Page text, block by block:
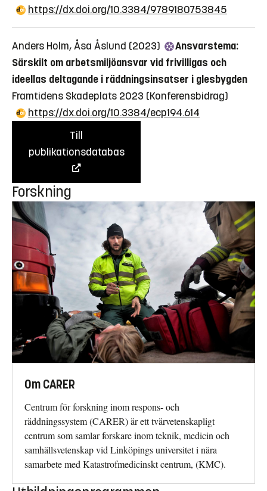
https://dx.doi.org/10.3384/9789180753845
Anders Holm, Åsa Åslund (2023)
Ansvarstema:
Särskilt om arbetsmiljöansvar vid frivilligas och
ideellas deltagande i räddningsinsatser i glesbygden
Framtidens Skadeplats 2023 (Konferensbidrag)
https://dx.doi.org/10.3384/ecp194.614
Till
publikationsdatabas
Forskning
Om CARER
Centrum för forskning inom respons- och
räddningssystem (CARER) är ett tvärvetenskapligt
centrum som samlar forskare inom teknik, medicin och
samhällsvetenskap vid Linköpings universitet i nära
samarbete med Katastrofmedicinskt centrum, (KMC).